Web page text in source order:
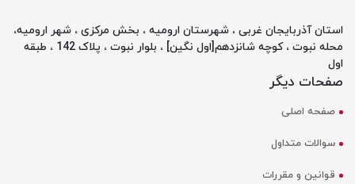
استان آذربایجان غربی ، شهرستان ارومیه ، بخش مرکزی ، شهر ارومیه،
محله نبوت ، کوچه شانزدهم[اول نگین] ، بلوار نبوت ، پلاک 142 ، طبقه
اول
صفحات دیگر
صفحه اصلی
سوالات متداول
قوانین و مقررات